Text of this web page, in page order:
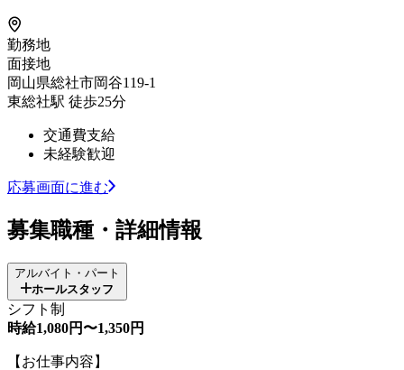
勤務地
面接地
岡山県総社市岡谷119-1
東総社駅 徒歩25分
交通費支給
未経験歓迎
応募画面に進む
募集職種・詳細情報
アルバイト・パート
ホールスタッフ
シフト制
時給1,080円〜1,350円
【お仕事内容】